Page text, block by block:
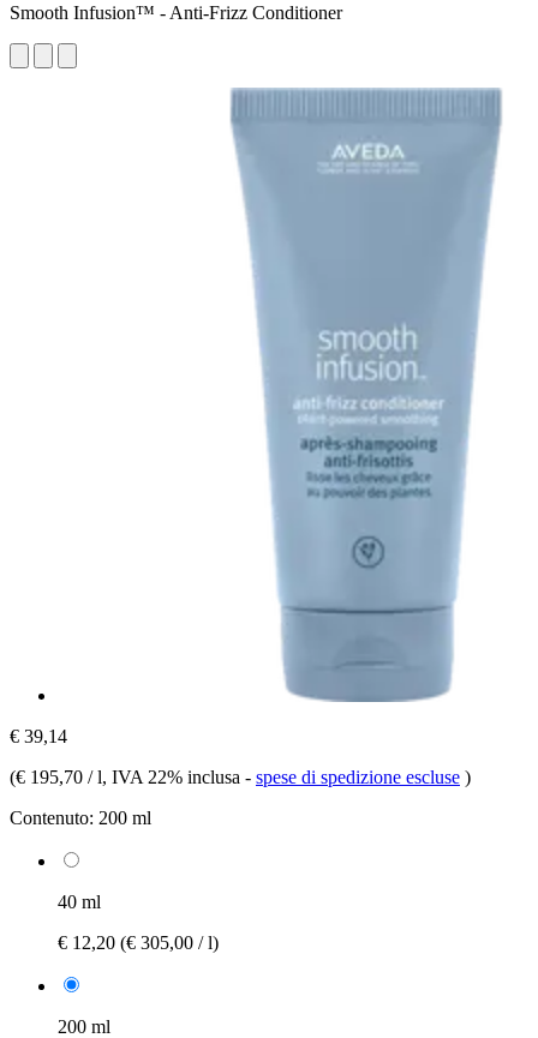
Smooth Infusion™ - Anti-Frizz Conditioner
€ 39,14
(€ 195,70 / l, IVA 22% inclusa - spese di spedizione escluse )
Contenuto: 200 ml
40 ml
€ 12,20 (€ 305,00 / l)
200 ml